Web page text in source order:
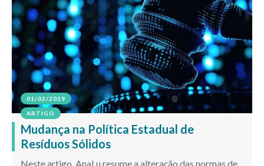
01/02/2019
ARTIGO
Mudança na Política Estadual de
Resíduos Sólidos
Neste artigo, AnaLu resume a alteração das normas de